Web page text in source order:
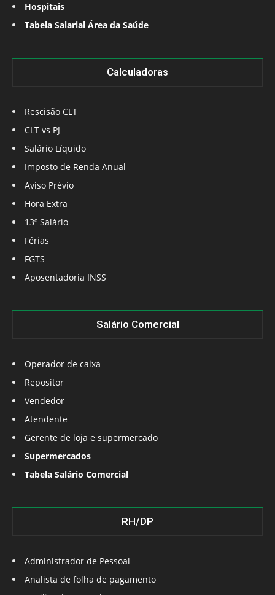
Hospitais
Tabela Salarial Área da Saúde
Calculadoras
Rescisão CLT
CLT vs PJ
Salário Líquido
Imposto de Renda Anual
Aviso Prévio
Hora Extra
13º Salário
Férias
FGTS
Aposentadoria INSS
Salário Comercial
Operador de caixa
Repositor
Vendedor
Atendente
Gerente de loja e supermercado
Supermercados
Tabela Salário Comercial
RH/DP
Administrador de Pessoal
Analista de folha de pagamento